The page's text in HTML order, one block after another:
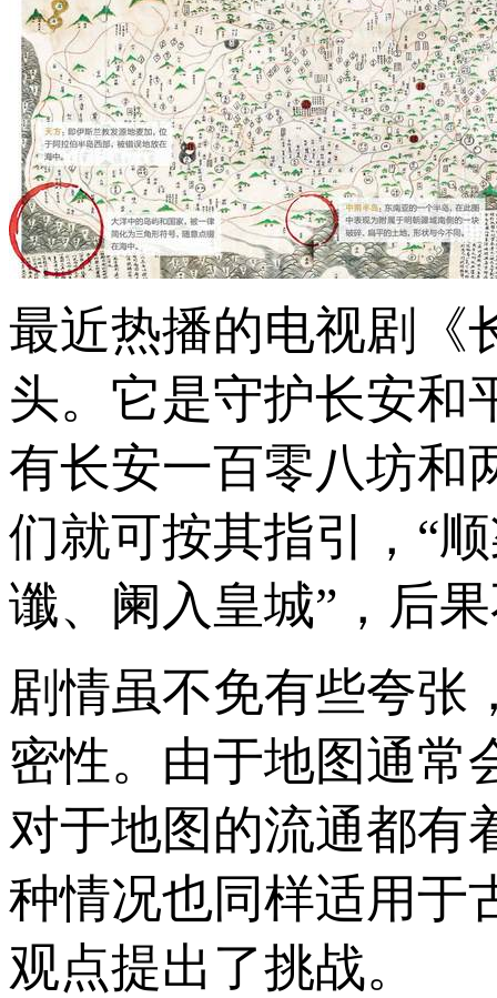
最近热播的电视剧《
头。它是守护长安和
有长安一百零八坊和
们就可按其指引，“
谶、阑入皇城”，后
剧情虽不免有些夸
密性。由于地图通常
对于地图的流通都有
种情况也同样适用于
观点提出了挑战。